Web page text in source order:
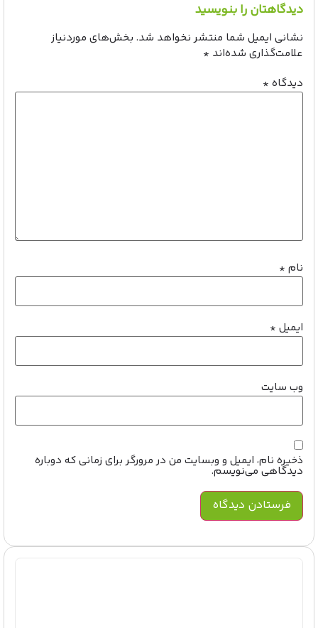
دیدگاهتان را بنویسید
نشانی ایمیل شما منتشر نخواهد شد.بخش‌های موردنیاز
علامت‌گذاری شده‌اند*
دیدگاه*
نام*
ایمیل*
وب‌ سایت
ذخیره نام، ایمیل و وبسایت من در مرورگر برای زمانی که دوباره
دیدگاهی می‌نویسم.